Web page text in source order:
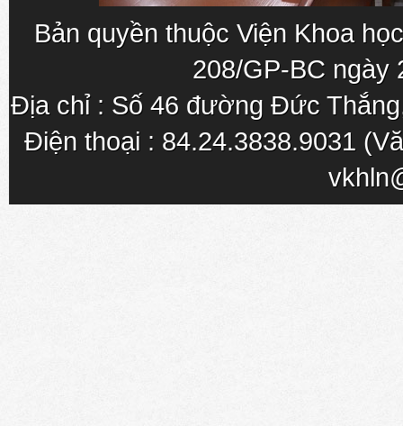
Bản quyền thuộc Viện Khoa
208/GP-BC ngày
Địa chỉ : Số 46 đường Đức
Điện thoại : 84.24.3838.9031